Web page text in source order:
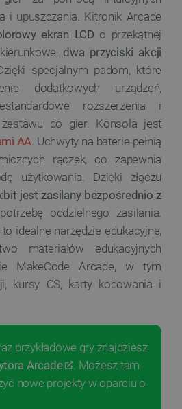
i upuszczania. Kitronik Arcade
ekran LCD o przekątnej
dwa przyciski akcji
specjalnym padom, które
dodatkowych urządzeń,
rozszerzenia i
do gier. Konsola jest
AA. Uchwyty na baterie pełnią
rączek, co zapewnia
użytkowania. Dzięki złączu
jest zasilany bezpośrednio z
oddzielnego zasilania.
idealne narzędzie edukacyjne,
materiałów edukacyjnych
MakeCode Arcade, w tym
kursy CS, karty kodowania i
przykładowe gry znajdziesz
Arcade
. Możesz tam
nowe projekty w oparciu o